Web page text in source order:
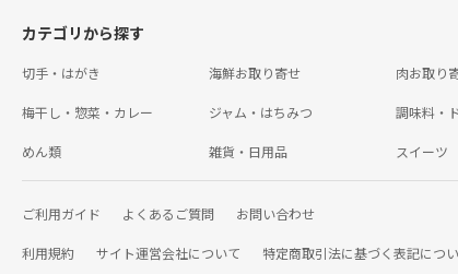
カテゴリから探す
切手・はがき 海鮮お取り寄せ 肉お取り
梅干し・惣菜・カレー ジャム・はちみつ 調味料・
めん類 雑貨・日用品 スイーツ
ご利用ガイド よくあるご質問 お問い合わせ
利用規約 サイト運営会社について 特定商取引法に基づく表記につ